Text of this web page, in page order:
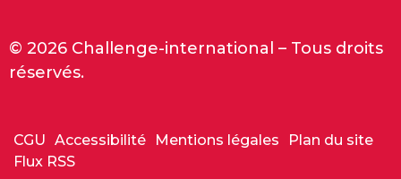
© 2026 Challenge-international – Tous droits
réservés.
CGU Accessibilité Mentions légales
Plan du site
Flux RSS